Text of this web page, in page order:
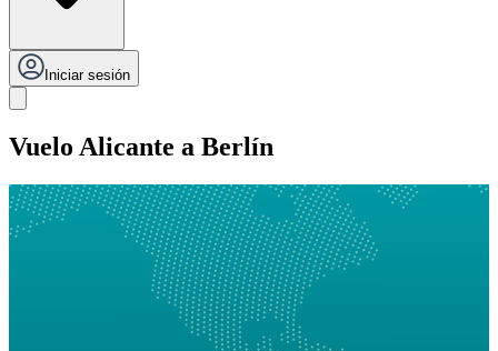
Iniciar sesión
Vuelo Alicante a Berlín